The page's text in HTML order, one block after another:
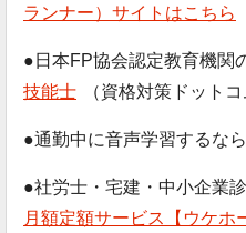
ランナー）サイトはこちら
●日本FP協会認定教育機
技能士
（資格対策ドットコ
●通勤中に音声学習する
●社労士・宅建・中小企
月額定額サービス【ウケホ